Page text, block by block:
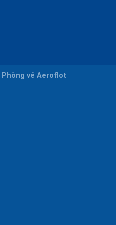
Phòng vé Aeroflot